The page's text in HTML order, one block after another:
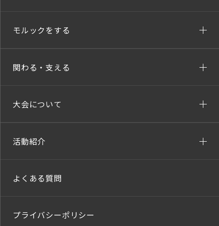
モルックをする
関わる・支える
大会について
活動紹介
よくある質問
プライバシーポリシー